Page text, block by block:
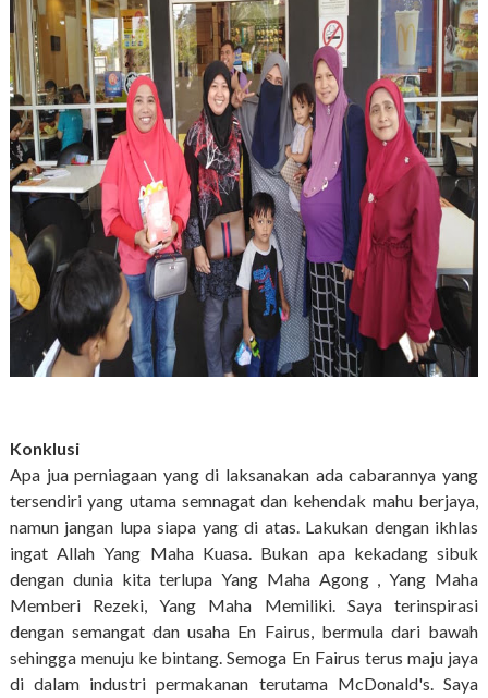
Konklusi
Apa jua perniagaan yang di laksanakan ada cabarannya yang
tersendiri yang utama semnagat dan kehendak mahu berjaya,
namun jangan lupa siapa yang di atas. Lakukan dengan ikhlas
ingat Allah Yang Maha Kuasa. Bukan apa kekadang sibuk
dengan dunia kita terlupa Yang Maha Agong , Yang Maha
Memberi Rezeki, Yang Maha Memiliki. Saya terinspirasi
dengan semangat dan usaha En Fairus, bermula dari bawah
sehingga menuju ke bintang. Semoga En Fairus terus maju jaya
di dalam industri permakanan terutama McDonald's. Saya